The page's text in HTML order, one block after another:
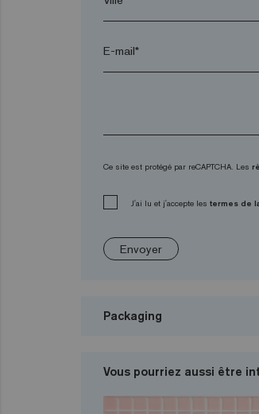
E-mail*
Ce site est protégé par reCAPTCHA. Les
J'ai lu et j'accepte les termes de
Envoyer
Packaging
Vous pourriez aussi être